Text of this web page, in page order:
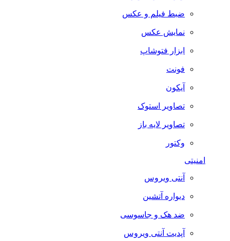
ضبط فيلم و عكس
نمایش عکس
ابزار فتوشاپ
فونت
آیکون
تصاویر استوک
تصاویر لایه باز
وکتور
امنیتی
آنتی ویروس
دیواره آتشین
ضد هک و جاسوسی
آپدیت آنتی ویروس